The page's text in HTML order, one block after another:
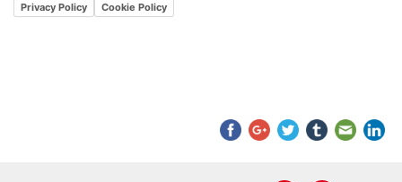
Privacy Policy Cookie Policy